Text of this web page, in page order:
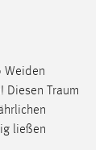
Weiden
Diesen
Traum
ließen
mibew-
können.